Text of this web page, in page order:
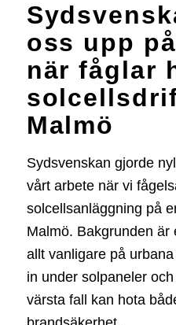
oss upp
när fåglar
Malmö
Sydsvenskan gjorde
vårt arbete när vi
solcellsanläggning på
Malmö. Bakgrunden är
allt vanligare på
in under solpaneler
värsta fall kan hota